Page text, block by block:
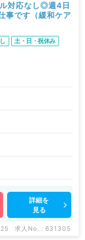
ル対応なし◎週4日
事です（緩和ケア
土・日・祝休み
詳細を
見る
求人No. : 631305